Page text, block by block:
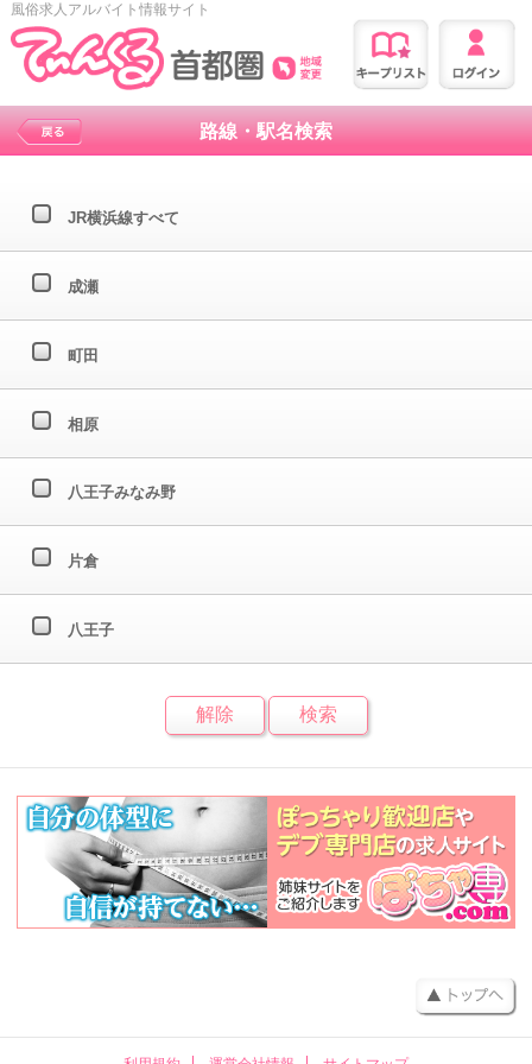
風俗求人アルバイト情報サイト
路線・駅名検索
JR横浜線すべて
成瀬
町田
相原
八王子みなみ野
片倉
八王子